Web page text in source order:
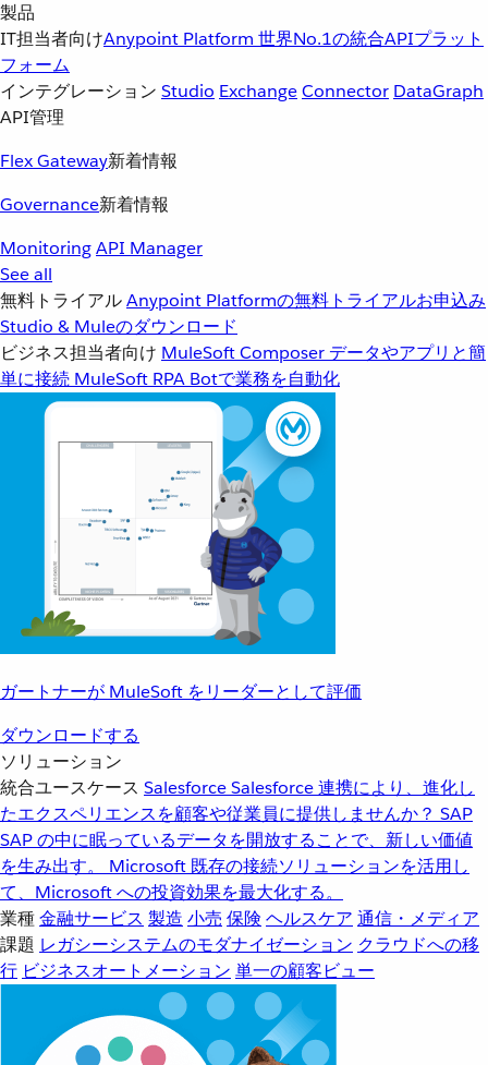
製品
IT担当者向けAnypoint Platform 世界No.1の統合APIプラット
フォーム
インテグレーション Studio ExchangeConnector DataGraph
API管理
Flex Gateway新着情報
Governance新着情報
MonitoringAPI Manager
See all
無料トライアルAnypoint Platformの無料トライアルお申込み
Studio & Muleのダウンロード
ビジネス担当者向け MuleSoft Composer データやアプリと簡
単に接続 MuleSoft RPA Botで業務を自動化
ガートナーが MuleSoft をリーダーとして評価
ダウンロードする
ソリューション
統合ユースケース SalesforceSalesforce 連携により、進化し
たエクスペリエンスを顧客や従業員に提供しませんか？ SAP
SAP の中に眠っているデータを開放することで、新しい価値
を生み出す。
Microsoft 既存の接続ソリューションを活用し
て、Microsoft への投資効果を最大化する。
業種金融サービス 製造 小売 保険 ヘルスケア 通信・メディア
課題 レガシーシステムのモダナイゼーション クラウドへの移
行 ビジネスオートメーション 単一の顧客ビュー